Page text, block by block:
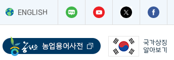
ENGLISH
국가상징
알아보기